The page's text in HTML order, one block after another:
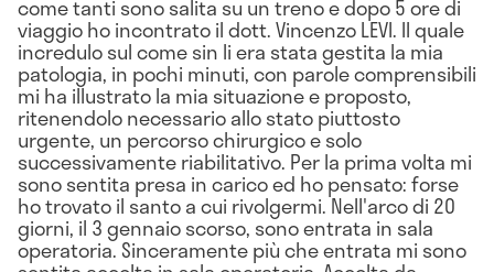
come tanti sono salita su un treno e dopo 5 ore di
viaggio ho incontrato il dott. Vincenzo LEVI. Il quale
incredulo sul come sin li era stata gestita la mia
patologia, in pochi minuti, con parole comprensibili
mi ha illustrato la mia situazione e proposto,
ritenendolo necessario allo stato piuttosto
urgente, un percorso chirurgico e solo
successivamente riabilitativo. Per la prima volta mi
sono sentita presa in carico ed ho pensato: forse
ho trovato il santo a cui rivolgermi. Nell'arco di 20
giorni, il 3 gennaio scorso, sono entrata in sala
operatoria. Sinceramente più che entrata mi sono